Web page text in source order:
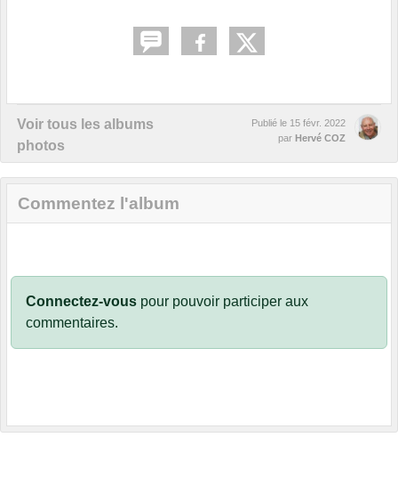
Voir tous les albums
photos
Publié le 15 févr. 2022
par Hervé COZ
Commentez l'album
Connectez-vous pour pouvoir participer aux
commentaires.